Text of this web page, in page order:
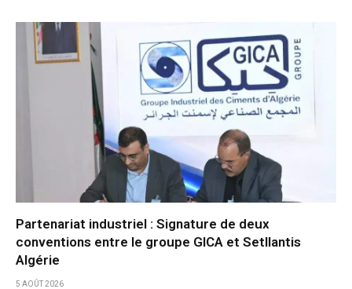
Partenariat industriel : Signature de deux
conventions entre le groupe GICA et Setllantis
Algérie
5 AOÛT 2026